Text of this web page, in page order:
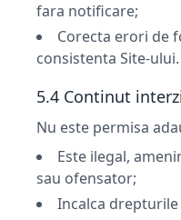
fara notificare;
Corecta erori de
consistenta Site-ului.
5.4 Continut
Nu este permisa
Este ilegal,
sau ofensator;
Incalca